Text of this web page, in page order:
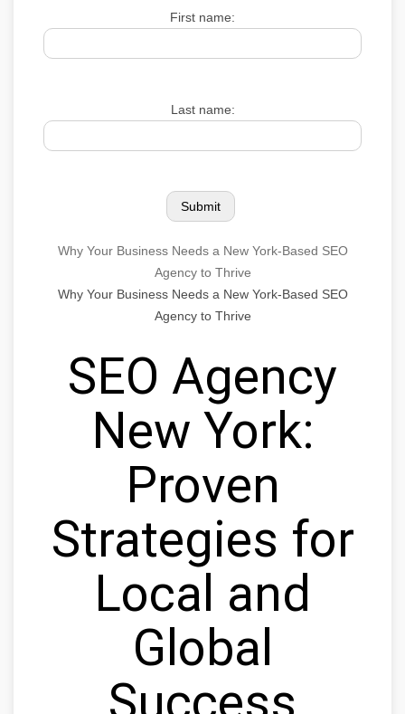
First name:
Last name:
Why Your Business Needs a New York-Based SEO
Agency to Thrive
Why Your Business Needs a New York-Based SEO
Agency to Thrive
SEO Agency
New York:
Proven
Strategies for
Local and
Global
Success